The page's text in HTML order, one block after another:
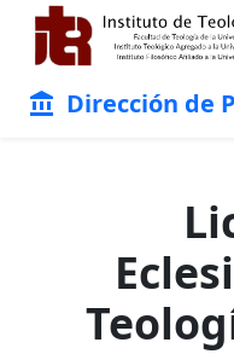
account_balance Dirección de